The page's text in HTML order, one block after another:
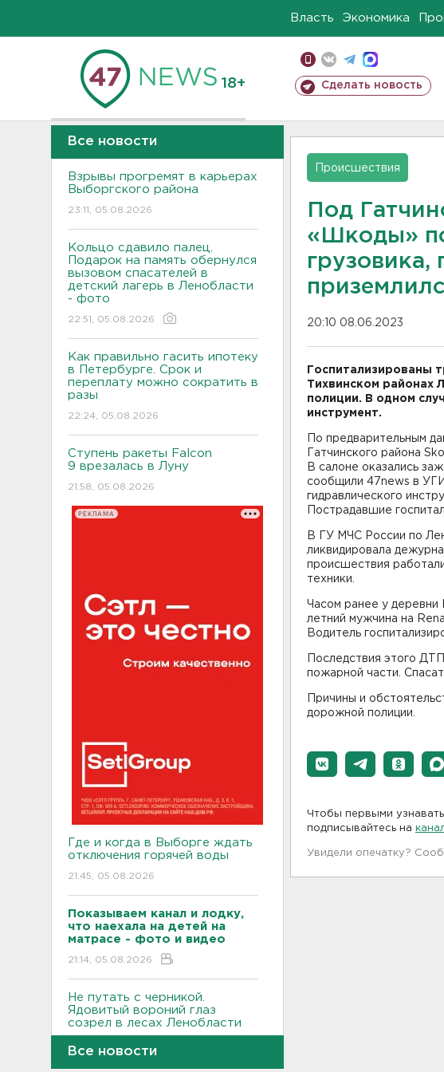
Власть Экономика
18+ Сделать новость
Все новости
Взрывы прогремят в карьерах
Выборгского района
23:11, 05.08.2026
Кольцо сдавило палец.
Подарок на память обернулся
вызовом спасателей в
детский лагерь в Ленобласти
- фото
22:51, 05.08.2026
Как правильно гасить ипотеку
в Петербурге. Срок и
переплату можно сократить в
разы
22:24, 05.08.2026
Ступень ракеты Falcon
9 врезалась в Луну
21:58, 05.08.2026
РЕКЛАМА
Где и когда в Выборге ждать
отключения горячей воды
21:45, 05.08.2026
Показываем канал и лодку,
что наехала на детей на
матрасе - фото и видео
21:14, 05.08.2026
Не путать с черникой.
Ядовитый вороний глаз
созрел в лесах Ленобласти
Все новости
Происшествия
Под
«Шкоды»
грузовика,
20:10 08.06.2023
Госпитализированы
Тихвинском районах
полиции. В одном
инструмент.
По предварительным
Гатчинского района
В салоне оказались
сообщили 47news в
гидравлического
Пострадавшие
В ГУ МЧС России по
ликвидировала
происшествия
техники.
Часом ранее у деревни
летний мужчина на
Водитель
Последствия этого
пожарной части.
Причины и
дорожной полиции.
Чтобы первыми
подписывайтесь на
Увидели опечатку?